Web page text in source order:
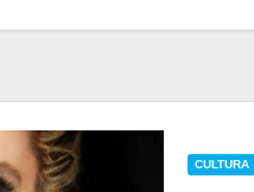
CULTURA